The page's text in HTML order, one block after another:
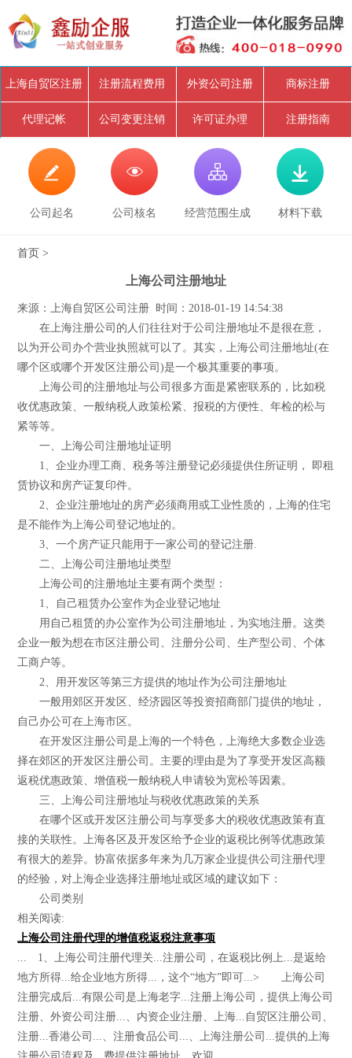
上海自贸区注册 注册流程费用 外资公司注册 商标注册
代理记帐 公司变更注销 许可证办理 注册指南

公司起名

公司核名

经营范围生成

材料下载
首页 >
上海公司注册地址
来源：上海自贸区公司注册 时间：2018-01-19 14:54:38
在上海注册公司的人们往往对于公司注册地址不是很在意，
以为开公司办个营业执照就可以了。其实，上海公司注册地址(在
哪个区或哪个开发区注册公司)是一个极其重要的事项。
上海公司的注册地址与公司很多方面是紧密联系的，比如税
收优惠政策、一般纳税人政策松紧、报税的方便性、年检的松与
紧等等。
一、上海公司注册地址证明
1、企业办理工商、税务等注册登记必须提供住所证明， 即租
赁协议和房产证复印件。
2、企业注册地址的房产必须商用或工业性质的，上海的住宅
是不能作为上海公司登记地址的。
3、一个房产证只能用于一家公司的登记注册.
二、上海公司注册地址类型
上海公司的注册地址主要有两个类型：
1、自己租赁办公室作为企业登记地址
用自己租赁的办公室作为公司注册地址，为实地注册。这类
企业一般为想在市区注册公司、注册分公司、生产型公司、个体
工商户等。
2、用开发区等第三方提供的地址作为公司注册地址
一般用郊区开发区、经济园区等投资招商部门提供的地址，
自己办公可在上海市区。
在开发区注册公司是上海的一个特色，上海绝大多数企业选
择在郊区的开发区注册公司。主要的理由是为了享受开发区高额
返税优惠政策、增值税一般纳税人申请较为宽松等因素。
三、上海公司注册地址与税收优惠政策的关系
在哪个区或开发区注册公司与享受多大的税收优惠政策有直
接的关联性。上海各区及开发区给予企业的返税比例等优惠政策
有很大的差异。协富依据多年来为几万家企业提供公司注册代理
的经验，对上海企业选择注册地址或区域的建议如下：
公司类别
相关阅读:
上海公司注册代理的增值税返税注意事项
... 1、上海公司注册代理关...注册公司，在返税比例上...是返给
地方所得...给企业地方所得...，这个“地方”即可...> 上海公司
注册完成后...有限公司是上海老字...注册上海公司，提供上海公司
注册、外资公司注册...、内资企业注册、上海...自贸区注册公司、
注册...香港公司...、注册食品公司...、上海注册公司...提供的上海